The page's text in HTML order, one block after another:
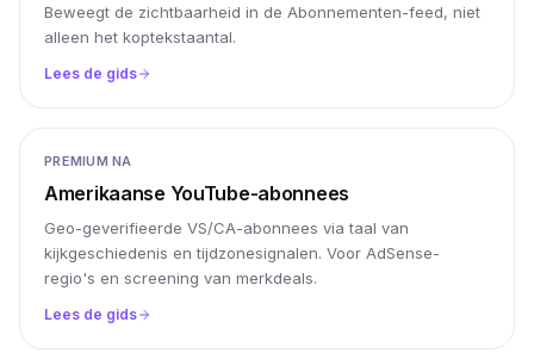
Beweegt de zichtbaarheid in de Abonnementen-feed, niet
alleen het koptekstaantal.
Lees de gids
PREMIUM NA
Amerikaanse YouTube-abonnees
Geo-geverifieerde VS/CA-abonnees via taal van
kijkgeschiedenis en tijdzonesignalen. Voor AdSense-
regio's en screening van merkdeals.
Lees de gids